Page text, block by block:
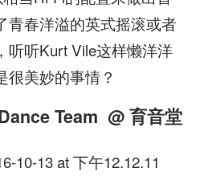
青春洋溢的英式摇滚或者
听听Kurt Vile这样懒洋洋
很美妙的事情？
Team @ 育音堂